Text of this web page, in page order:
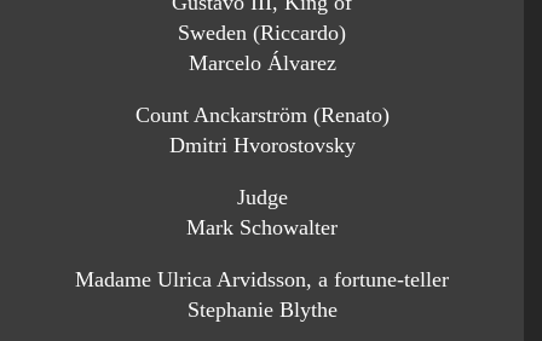
Sweden (Riccardo)
Marcelo Álvarez
Count Anckarström (Renato)
Dmitri Hvorostovsky
Judge
Mark Schowalter
Madame Ulrica Arvidsson, a fortune-teller
Stephanie Blythe